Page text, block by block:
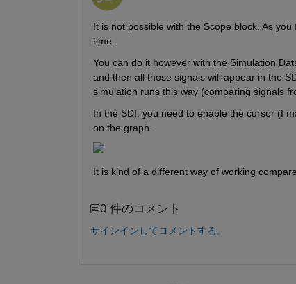
It is not possible with the Scope block. As
time.
You can do it however with the Simulation
and then all those signals will appear in the
simulation runs this way (comparing signals
In the SDI, you need to enable the cursor (I
on the graph.
It is kind of a different way of working
0 件のコメント
サインインしてコメントする。